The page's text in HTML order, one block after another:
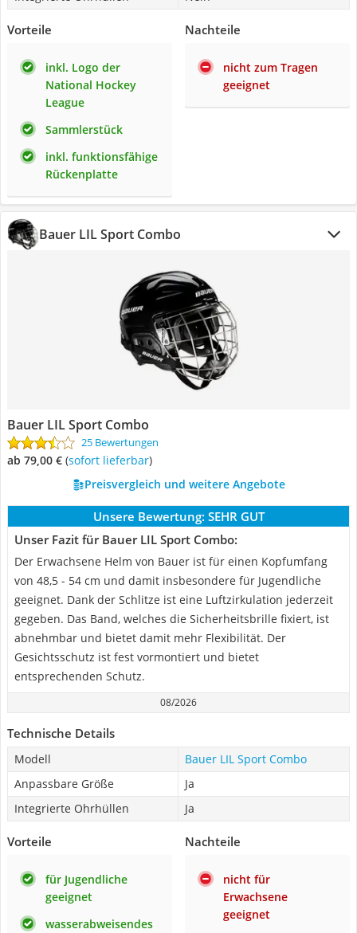
Vorteile
inkl. Logo der
National Hockey
League
Sammlerstück
inkl. funktionsfähige
Rückenplatte
Nachteile
nicht zum Tragen
geeignet
Bauer LIL Sport Combo
Bauer LIL Sport Combo
25 Bewertungen
ab 79,00 € ( Sofort lieferbar)
Preisvergleich und weitere Angebote
Unsere Bewertung: SEHR GUT
Unser Fazit für Bauer LIL Sport Combo:
Der Erwachsene Helm von Bauer ist für einen Kopfumfang
von 48,5 - 54 cm und damit insbesondere für Jugendliche
geeignet. Dank der Schlitze ist eine Luftzirkulation jederzeit
gegeben. Das Band, welches die Sicherheitsbrille fixiert, ist
abnehmbar und bietet damit mehr Flexibilität. Der
Gesichtsschutz ist fest vormontiert und bietet
entsprechenden Schutz.
08/2026
Technische Details
Modell
Bauer LIL Sport Combo
Anpassbare Größe
Ja
Integrierte Ohrhüllen
Ja
Vorteile
für Jugendliche
geeignet
wasserabweisendes
Nachteile
nicht für
Erwachsene
geeignet